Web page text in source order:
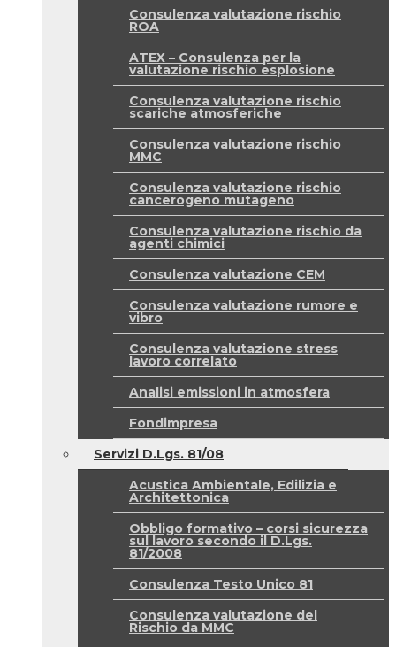
Consulenza valutazione rischio
ROA
ATEX – Consulenza per la
valutazione rischio esplosione
Consulenza valutazione rischio
scariche atmosferiche
Consulenza valutazione rischio
MMC
Consulenza valutazione rischio
cancerogeno mutageno
Consulenza valutazione rischio da
agenti chimici
Consulenza valutazione CEM
Consulenza valutazione rumore e
vibro
Consulenza valutazione stress
lavoro correlato
Analisi emissioni in atmosfera
Fondimpresa
Servizi D.Lgs. 81/08
Acustica Ambientale, Edilizia e
Architettonica
Obbligo formativo – corsi sicurezza
sul lavoro secondo il D.Lgs.
81/2008
Consulenza Testo Unico 81
Consulenza valutazione del
Rischio da MMC